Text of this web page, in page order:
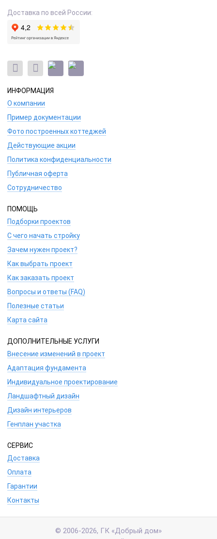
Доставка по всей России:
ИНФОРМАЦИЯ
О компании
Пример документации
Фото построенных коттеджей
Действующие акции
Политика конфиденциальности
Публичная оферта
Сотрудничество
ПОМОЩЬ
Подборки проектов
С чего начать стройку
Зачем нужен проект?
Как выбрать проект
Как заказать проект
Вопросы и ответы (FAQ)
Полезные статьи
Карта сайта
ДОПОЛНИТЕЛЬНЫЕ УСЛУГИ
Внесение изменений в проект
Адаптация фундамента
Индивидуальное проектирование
Ландшафтный дизайн
Дизайн интерьеров
Генплан участка
СЕРВИС
Доставка
Оплата
Гарантии
Контакты
© 2006-2026, ГК «Добрый дом»